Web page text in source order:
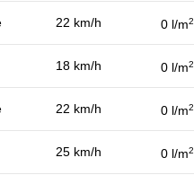
22 km/h 0 l/m2
18 km/h 0 l/m2
22 km/h 0 l/m2
25 km/h 0 l/m2